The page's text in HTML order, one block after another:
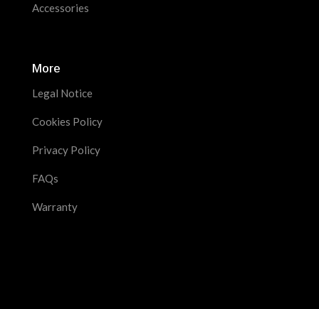
Accessories
More
Legal Notice
Cookies Policy
Privacy Policy
FAQs
Warranty